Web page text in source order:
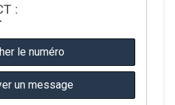
:
le numéro
un message